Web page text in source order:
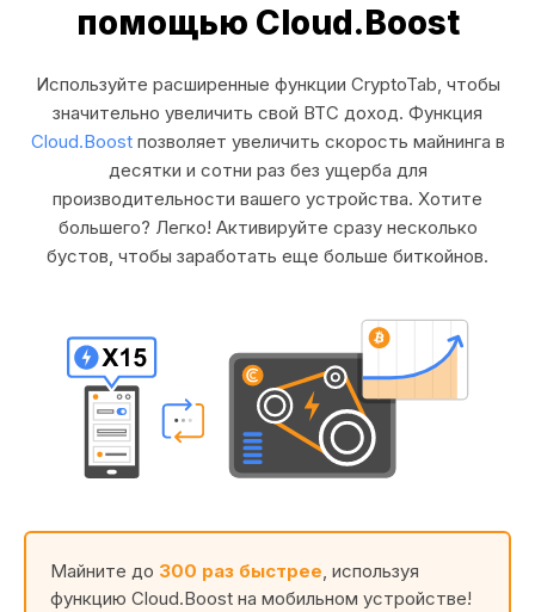
помощью Cloud.Boost
Используйте расширенные функции CryptoTab, чтобы
значительно увеличить свой BTC доход. Функция
Cloud.Boost позволяет увеличить скорость майнинга в
десятки и сотни раз без ущерба для
производительности вашего устройства. Хотите
большего? Легко! Активируйте сразу несколько
бустов, чтобы заработать еще больше биткойнов.
Майните до 300 раз быстрее , используя
функцию Cloud.Boost на мобильном устройстве!